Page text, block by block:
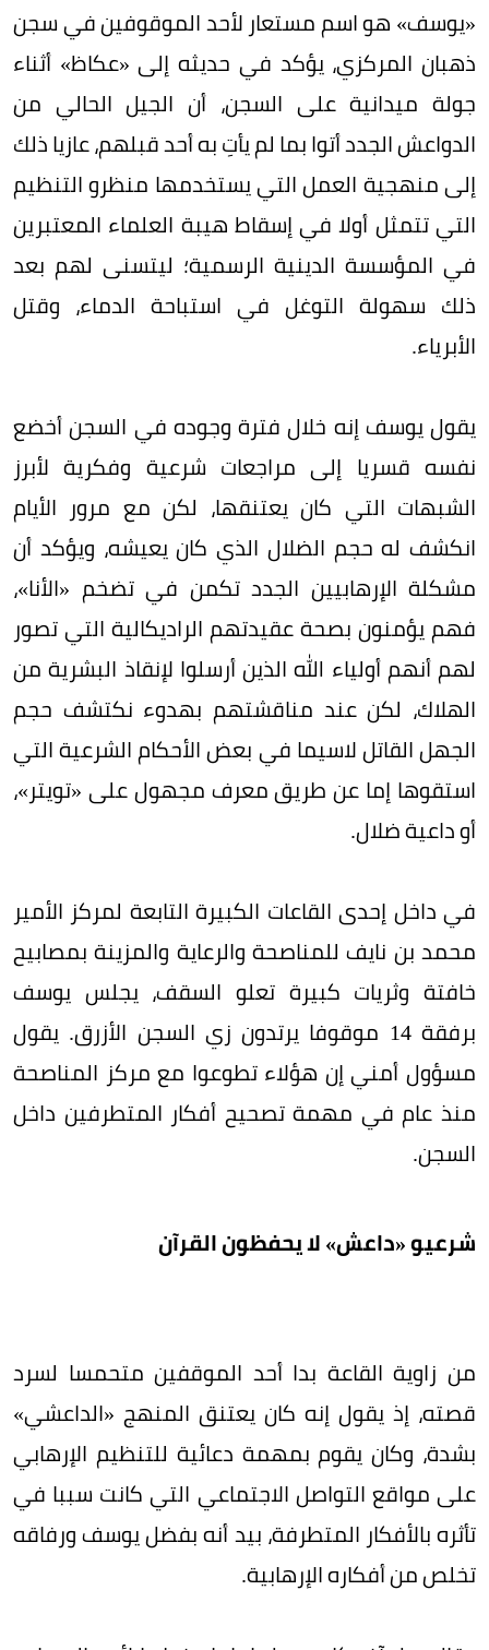
«يوسف» هو اسم مستعار لأحد الموقوفين في سجن
ذهبان المركزي، يؤكد في حديثه إلى «عكاظ» أثناء
جولة ميدانية على السجن، أن الجيل الحالي من
الدواعش الجدد أتوا بما لم يأتِ به أحد قبلهم، عازيا ذلك
إلى منهجية العمل التي يستخدمها منظرو التنظيم
التي تتمثل أولا في إسقاط هيبة العلماء المعتبرين
في المؤسسة الدينية الرسمية؛ ليتسنى لهم بعد
ذلك سهولة التوغل في استباحة الدماء، وقتل
الأبرياء.
يقول يوسف إنه خلال فترة وجوده في السجن أخضع
نفسه قسريا إلى مراجعات شرعية وفكرية لأبرز
الشبهات التي كان يعتنقها، لكن مع مرور الأيام
انكشف له حجم الضلال الذي كان يعيشه، ويؤكد أن
مشكلة الإرهابيين الجدد تكمن في تضخم «الأنا»،
فهم يؤمنون بصحة عقيدتهم الراديكالية التي تصور
لهم أنهم أولياء الله الذين أرسلوا لإنقاذ البشرية من
الهلاك، لكن عند مناقشتهم بهدوء نكتشف حجم
الجهل القاتل لاسيما في بعض الأحكام الشرعية التي
استقوها إما عن طريق معرف مجهول على «تويتر»،
أو داعية ضلال.
في داخل إحدى القاعات الكبيرة التابعة لمركز الأمير
محمد بن نايف للمناصحة والرعاية والمزينة بمصابيح
خافتة وثريات كبيرة تعلو السقف، يجلس يوسف
برفقة 14 موقوفا يرتدون زي السجن الأزرق. يقول
مسؤول أمني إن هؤلاء تطوعوا مع مركز المناصحة
منذ عام في مهمة تصحيح أفكار المتطرفين داخل
السجن.
شرعيو «داعش» لا يحفظون القرآن
من زاوية القاعة بدا أحد الموقفين متحمسا لسرد
قصته، إذ يقول إنه كان يعتنق المنهج «الداعشي»
بشدة، وكان يقوم بمهمة دعائية للتنظيم الإرهابي
على مواقع التواصل الاجتماعي التي كانت سببا في
تأثره بالأفكار المتطرفة، بيد أنه بفضل يوسف ورفاقه
تخلص من أفكاره الإرهابية.